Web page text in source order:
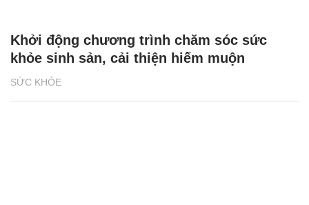
SỨC KHỎE
Khởi động chương trình chăm sóc sức
khỏe sinh sản, cải thiện hiếm muộn